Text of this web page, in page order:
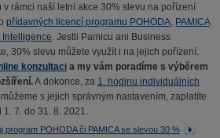
rámci naší letní akce 30% slevu na pořízení
přídavných licencí programu POHODA, PAMICA
Intelligence. Jestli Pamicu ani Business
30% slevu můžete využít i na jejich pořízení.
konzultaci a my vám poradíme s výběrem
A dokonce, za 1. hodinu individuálních
s jejich správným nastavením, zaplatíte
1. 7. do 31. 8. 2021.
program POHODA či PAMICA se slevou 30 %